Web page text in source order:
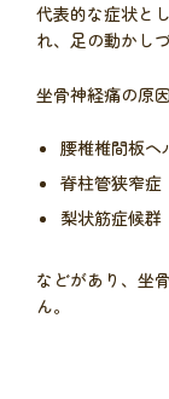
代表的な症状と
れ、足の動かし
坐骨神経痛の原因
腰椎椎間板ヘ
脊柱管狭窄症
梨状筋症候群
などがあり、坐
ん。